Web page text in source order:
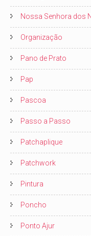
Nossa Senhora dos
Organização
Pano de Prato
Pap
Pascoa
Passo a Passo
Patchaplique
Patchwork
Pintura
Poncho
Ponto Ajur